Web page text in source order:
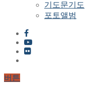
기도문기도
포토앨범
버튼